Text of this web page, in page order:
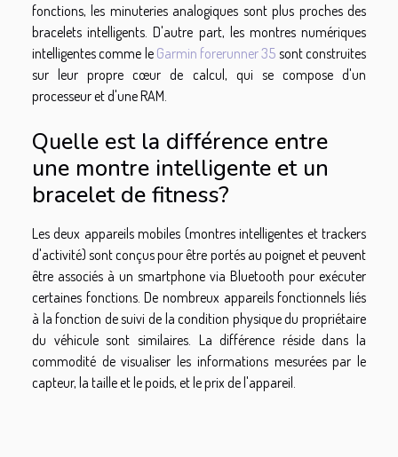
fonctions, les minuteries analogiques sont plus proches des
bracelets intelligents. D'autre part, les montres numériques
intelligentes comme le Garmin forerunner 35 sont construites
sur leur propre cœur de calcul, qui se compose d'un
processeur et d'une RAM.
Quelle est la différence entre
une montre intelligente et un
bracelet de fitness?
Les deux appareils mobiles (montres intelligentes et trackers
d'activité) sont conçus pour être portés au poignet et peuvent
être associés à un smartphone via Bluetooth pour exécuter
certaines fonctions. De nombreux appareils fonctionnels liés
à la fonction de suivi de la condition physique du propriétaire
du véhicule sont similaires. La différence réside dans la
commodité de visualiser les informations mesurées par le
capteur, la taille et le poids, et le prix de l'appareil.